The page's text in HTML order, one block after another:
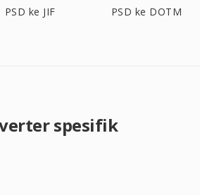
PSD ke JIF PSD ke DOTM
spesifik